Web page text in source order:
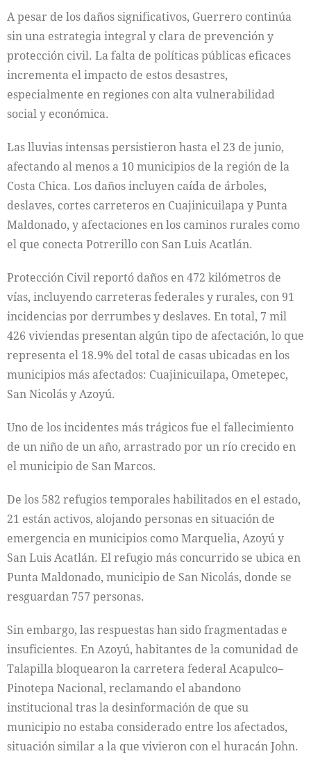
A pesar de los daños significativos, Guerrero continúa
sin una estrategia integral y clara de prevención y
protección civil. La falta de políticas públicas eficaces
incrementa el impacto de estos desastres,
especialmente en regiones con alta vulnerabilidad
social y económica.
Las lluvias intensas persistieron hasta el 23 de junio,
afectando al menos a 10 municipios de la región de la
Costa Chica. Los daños incluyen caída de árboles,
deslaves, cortes carreteros en Cuajinicuilapa y Punta
Maldonado, y afectaciones en los caminos rurales como
el que conecta Potrerillo con San Luis Acatlán.
Protección Civil reportó daños en 472 kilómetros de
vías, incluyendo carreteras federales y rurales, con 91
incidencias por derrumbes y deslaves. En total, 7 mil
426 viviendas presentan algún tipo de afectación, lo que
representa el 18.9% del total de casas ubicadas en los
municipios más afectados: Cuajinicuilapa, Ometepec,
San Nicolás y Azoyú.
Uno de los incidentes más trágicos fue el fallecimiento
de un niño de un año, arrastrado por un río crecido en
el municipio de San Marcos.
De los 582 refugios temporales habilitados en el estado,
21 están activos, alojando personas en situación de
emergencia en municipios como Marquelia, Azoyú y
San Luis Acatlán. El refugio más concurrido se ubica en
Punta Maldonado, municipio de San Nicolás, donde se
resguardan 757 personas.
Sin embargo, las respuestas han sido fragmentadas e
insuficientes. En Azoyú, habitantes de la comunidad de
Talapilla bloquearon la carretera federal Acapulco–
Pinotepa Nacional, reclamando el abandono
institucional tras la desinformación de que su
municipio no estaba considerado entre los afectados,
situación similar a la que vivieron con el huracán John.